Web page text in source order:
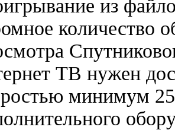
из
количество
ТВ нужен
минимум